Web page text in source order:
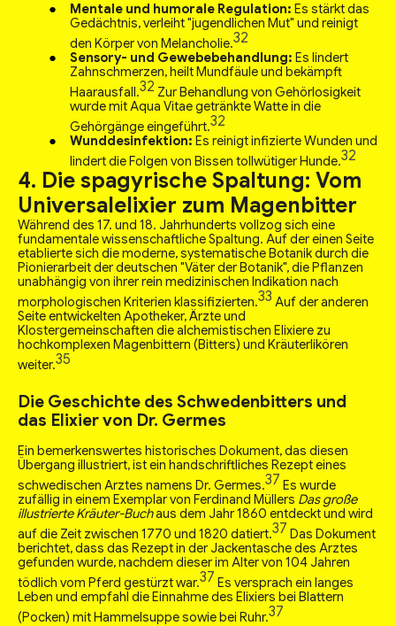
Mentale und humorale Regulation: Es stärkt das
Gedächtnis, verleiht "jugendlichen Mut" und reinigt
den Körper von Melancholie.32
Sensory- und Gewebebehandlung: Es lindert
Zahnschmerzen, heilt Mundfäule und bekämpft
Haarausfall.32 Zur Behandlung von Gehörlosigkeit
wurde mit Aqua Vitae getränkte Watte in die
Gehörgänge eingeführt.32
Wunddesinfektion: Es reinigt infizierte Wunden und
lindert die Folgen von Bissen tollwütiger Hunde.32
4. Die spagyrische Spaltung: Vom
Universalelixier zum Magenbitter
Während des 17. und 18. Jahrhunderts vollzog sich eine
fundamentale wissenschaftliche Spaltung. Auf der einen Seite
etablierte sich die moderne, systematische Botanik durch die
Pionierarbeit der deutschen "Väter der Botanik", die Pflanzen
unabhängig von ihrer rein medizinischen Indikation nach
morphologischen Kriterien klassifizierten.33 Auf der anderen
Seite entwickelten Apotheker, Ärzte und
Klostergemeinschaften die alchemistischen Elixiere zu
hochkomplexen Magenbittern (Bitters) und Kräuterlikören
weiter.35
Die Geschichte des Schwedenbitters und
das Elixier von Dr. Germes
Ein bemerkenswertes historisches Dokument, das diesen
Übergang illustriert, ist ein handschriftliches Rezept eines
schwedischen Arztes namens Dr. Germes.37 Es wurde
zufällig in einem Exemplar von Ferdinand Müllers Das große
illustrierte Kräuter-Buchaus dem Jahr 1860 entdeckt und wird
auf die Zeit zwischen 1770 und 1820 datiert.37 Das Dokument
berichtet, dass das Rezept in der Jackentasche des Arztes
gefunden wurde, nachdem dieser im Alter von 104 Jahren
tödlich vom Pferd gestürzt war.37 Es versprach ein langes
Leben und empfahl die Einnahme des Elixiers bei Blattern
(Pocken) mit Hammelsuppe sowie bei Ruhr.37